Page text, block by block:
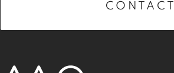
CONTACT